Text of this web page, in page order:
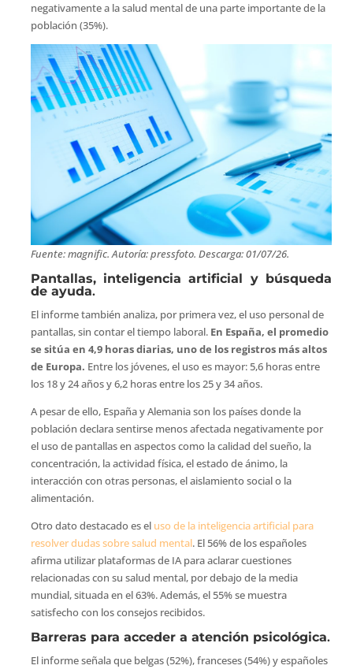
negativamente a la salud mental de una parte importante de la
población (35%).
Fuente: magnific. Autoría: pressfoto. Descarga: 01/07/26.
Pantallas, inteligencia artificial y búsqueda
de ayuda.
El informe también analiza, por primera vez, el uso personal de
pantallas, sin contar el tiempo laboral. En España, el promedio
se sitúa en 4,9 horas diarias, uno de los registros más altos
de Europa. Entre los jóvenes, el uso es mayor: 5,6 horas entre
los 18 y 24 años y 6,2 horas entre los 25 y 34 años.
A pesar de ello, España y Alemania son los países donde la
población declara sentirse menos afectada negativamente por
el uso de pantallas en aspectos como la calidad del sueño, la
concentración, la actividad física, el estado de ánimo, la
interacción con otras personas, el aislamiento social o la
alimentación.
Otro dato destacado es el uso de la inteligencia artificial para
resolver dudas sobre salud mental. El 56% de los españoles
afirma utilizar plataformas de IA para aclarar cuestiones
relacionadas con su salud mental, por debajo de la media
mundial, situada en el 63%. Además, el 55% se muestra
satisfecho con los consejos recibidos.
Barreras para acceder a atención psicológica.
El informe señala que belgas (52%), franceses (54%) y españoles